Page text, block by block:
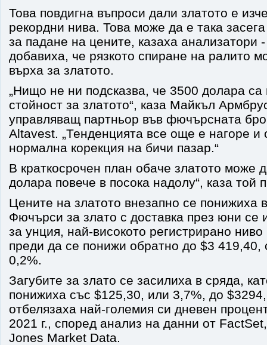
Това повдигна въпроси дали златото е
рекордни нива. Това може да е така
за падане на цените, казаха анализатори
добавиха, че рязкото спиране на ралито
върха за златото.
„Нищо не ни подсказва, че 3500 долара са
стойност за златото“, каза Майкъл
управляващ партньор във фючърсната
Altavest. „Тенденцията все още е нагоре и
нормална корекция на бичи пазар.“
В краткосрочен план обаче златото може
долара повече в посока надолу“, каза той
Цените на златото внезапно се понижиха
Фючърси за злато с доставка през юни се
за унция, най-високото регистрирано
преди да се понижи обратно до $3 419,40,
0,2%.
Загубите за злато се засилиха в сряда,
понижиха със $125,30, или 3,7%, до
отбелязаха най-големия си дневен
2021 г., според анализ на данни от
Jones Market Data.